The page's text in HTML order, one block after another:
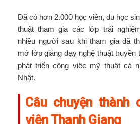
Đã có hơn 2.000 học viên, du học
thuật tham gia các lớp trải
nhiều người sau khi tham gia đã
mở lớp giảng dạy nghệ thuật truyền
phát triển công việc mỹ thuật cá
Nhật.
Câu chuyện thành
viên Thanh Giang